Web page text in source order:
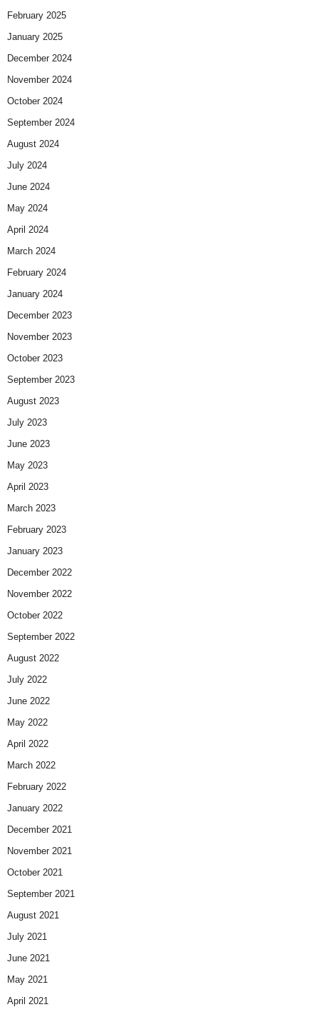
February 2025
January 2025
December 2024
November 2024
October 2024
September 2024
August 2024
July 2024
June 2024
May 2024
April 2024
March 2024
February 2024
January 2024
December 2023
November 2023
October 2023
September 2023
August 2023
July 2023
June 2023
May 2023
April 2023
March 2023
February 2023
January 2023
December 2022
November 2022
October 2022
September 2022
August 2022
July 2022
June 2022
May 2022
April 2022
March 2022
February 2022
January 2022
December 2021
November 2021
October 2021
September 2021
August 2021
July 2021
June 2021
May 2021
April 2021